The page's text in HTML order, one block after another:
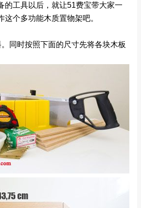
的工具以后，就让51费宝带大家一
这个多功能木质置物架吧。
同时按照下面的尺寸先将各块木板